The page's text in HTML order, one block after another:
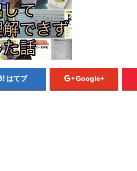
はてブ Google+